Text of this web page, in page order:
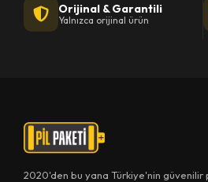
Orijinal & Garantili
Yalnızca orijinal ürün
2020'den bu yana Türkiye'nin güvenilir